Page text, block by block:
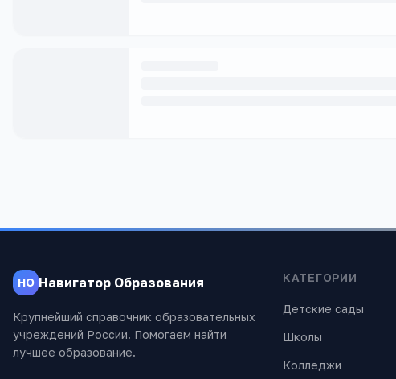
НО Навигатор Образования
Крупнейший справочник образовательных
учреждений России. Помогаем найти
лучшее образование.
КАТЕГОРИИ
Детские сады
Школы
Колледжи